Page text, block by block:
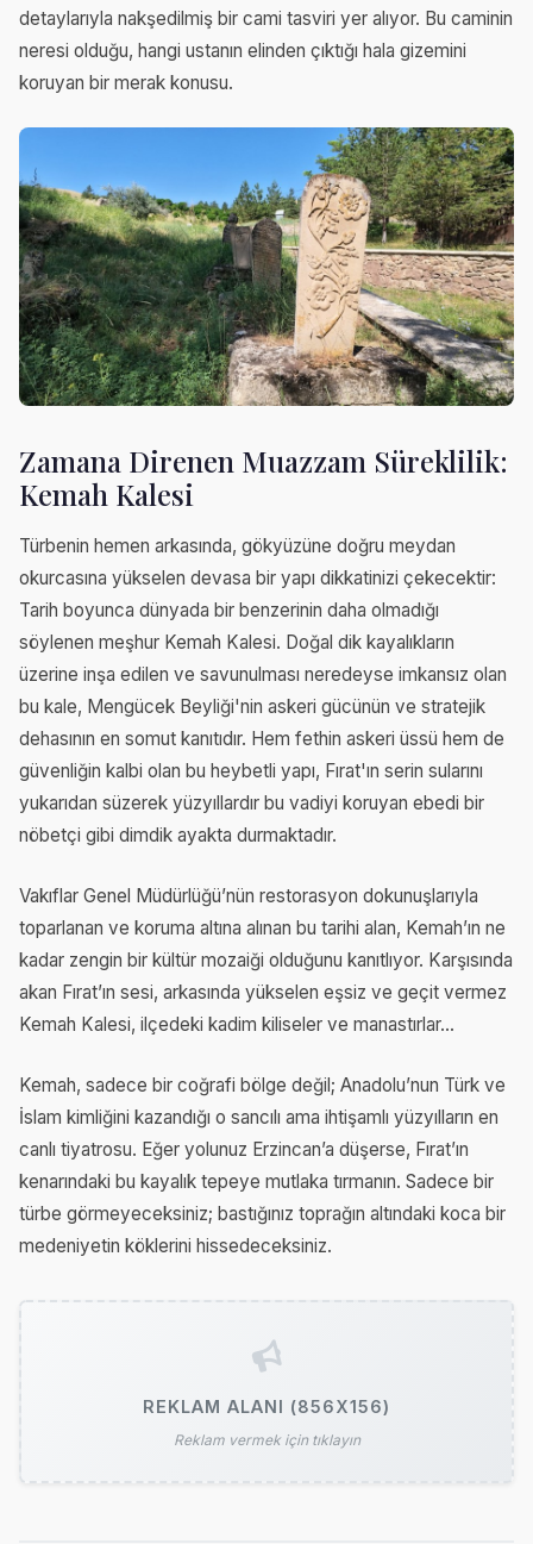
detaylarıyla nakşedilmiş bir cami tasviri yer alıyor. Bu caminin
neresi olduğu, hangi ustanın elinden çıktığı hala gizemini
koruyan bir merak konusu.
Zamana Direnen Muazzam Süreklilik:
Kemah Kalesi
Türbenin hemen arkasında, gökyüzüne doğru meydan
okurcasına yükselen devasa bir yapı dikkatinizi çekecektir:
Tarih boyunca dünyada bir benzerinin daha olmadığı
söylenen meşhur Kemah Kalesi. Doğal dik kayalıkların
üzerine inşa edilen ve savunulması neredeyse imkansız olan
bu kale, Mengücek Beyliği'nin askeri gücünün ve stratejik
dehasının en somut kanıtıdır. Hem fethin askeri üssü hem de
güvenliğin kalbi olan bu heybetli yapı, Fırat'ın serin sularını
yukarıdan süzerek yüzyıllardır bu vadiyi koruyan ebedi bir
nöbetçi gibi dimdik ayakta durmaktadır.
Vakıflar Genel Müdürlüğü’nün restorasyon dokunuşlarıyla
toparlanan ve koruma altına alınan bu tarihi alan, Kemah’ın ne
kadar zengin bir kültür mozaiği olduğunu kanıtlıyor. Karşısında
akan Fırat’ın sesi, arkasında yükselen eşsiz ve geçit vermez
Kemah Kalesi, ilçedeki kadim kiliseler ve manastırlar...
Kemah, sadece bir coğrafi bölge değil; Anadolu’nun Türk ve
İslam kimliğini kazandığı o sancılı ama ihtişamlı yüzyılların en
canlı tiyatrosu. Eğer yolunuz Erzincan’a düşerse, Fırat’ın
kenarındaki bu kayalık tepeye mutlaka tırmanın. Sadece bir
türbe görmeyeceksiniz; bastığınız toprağın altındaki koca bir
medeniyetin köklerini hissedeceksiniz.
REKLAM ALANI (856X156)
Reklam vermek için tıklayın